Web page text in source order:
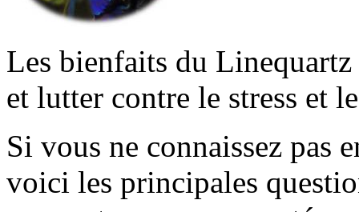
Les bienfaits du
et lutter contre le stress et
Si vous ne connaissez
voici les principales